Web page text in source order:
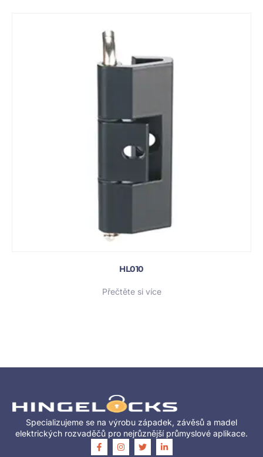
HL010
Přečtěte si více
Specializujeme se na výrobu západek, závěsů a madel
elektrických rozvaděčů pro nejrůznější průmyslové aplikace.